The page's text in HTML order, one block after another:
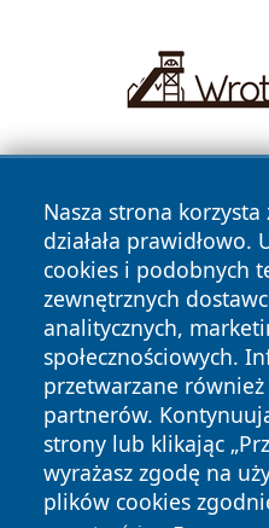
Nasza strona
działała
cookies i podobnych
zewnętrznych
analitycznych,
społecznościowych.
przetwarzane również
partnerów.
strony lub klikając
wyrażasz zgodę na
plików cookies
Copyright © 2026
zastrzeżone.
News Autorzy
Polityka